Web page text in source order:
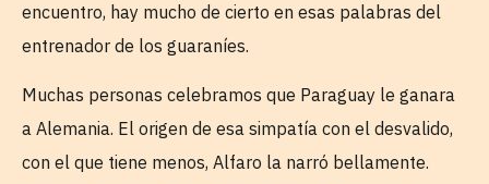
encuentro, hay mucho de cierto en esas palabras del
entrenador de los guaraníes.
Muchas personas celebramos que Paraguay le ganara
a Alemania. El origen de esa simpatía con el desvalido,
con el que tiene menos, Alfaro la narró bellamente.